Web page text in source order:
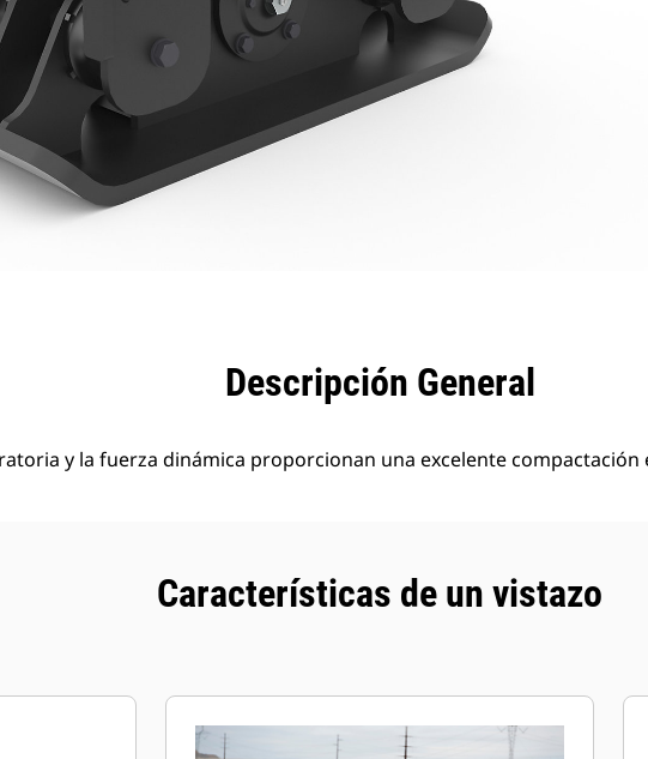
Descripción General
y la fuerza dinámica proporcionan una excelente
Características de un vistazo